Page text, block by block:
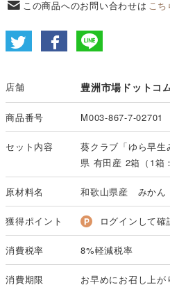
この商品へのお問い合わせは こ
店舗 豊洲市場ドットコ
商品番号 M003-867-7-02701
セット内容
葵クラブ「ゆら早
県 有田産 2箱（1箱
原材料名 和歌山県産 みかん
獲得ポイント ログインして確
消費税率 8%軽減税率
消費期限 お早めにお召し上が